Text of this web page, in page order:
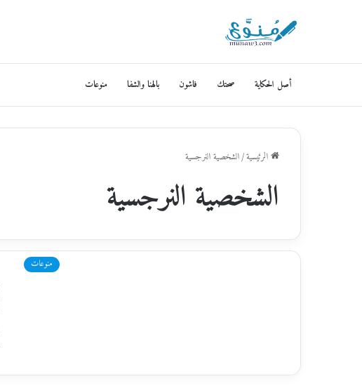
أصل الحكاية صحتك فاشون بالهنا والشفا منوعات
الرئيسية/الشخصية النرجسية
الشخصية النرجسية
منوعات